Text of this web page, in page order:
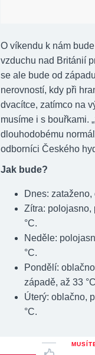
O víkendu k nám
vzduchu nad Británií
se ale bude od
nerovností, kdy při
dvacítce, zatímco na
musíme i s bouřkami.
dlouhodobému
odborníci Českého
Jak bude?
Dnes:
Zítra: polojasno,
°C.
Neděle:
°C.
Pondělí:
západě, až 33
Úterý: oblačno,
°C.